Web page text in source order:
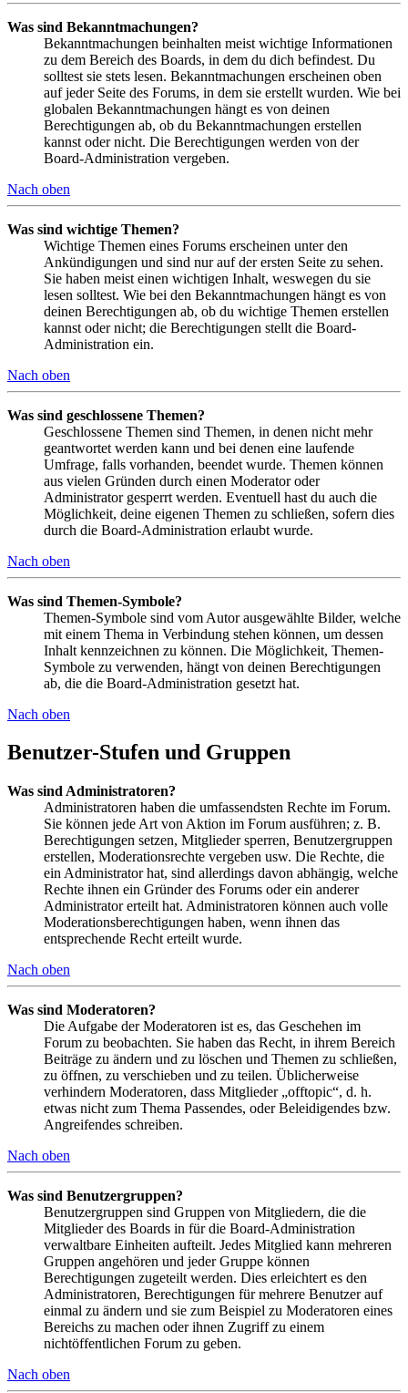
Was sind Bekanntmachungen?
Bekanntmachungen beinhalten meist wichtige Informationen
zu dem Bereich des Boards, in dem du dich befindest. Du
solltest sie stets lesen. Bekanntmachungen erscheinen oben
auf jeder Seite des Forums, in dem sie erstellt wurden. Wie bei
globalen Bekanntmachungen hängt es von deinen
Berechtigungen ab, ob du Bekanntmachungen erstellen
kannst oder nicht. Die Berechtigungen werden von der
Board-Administration vergeben.
Nach oben
Was sind wichtige Themen?
Wichtige Themen eines Forums erscheinen unter den
Ankündigungen und sind nur auf der ersten Seite zu sehen.
Sie haben meist einen wichtigen Inhalt, weswegen du sie
lesen solltest. Wie bei den Bekanntmachungen hängt es von
deinen Berechtigungen ab, ob du wichtige Themen erstellen
kannst oder nicht; die Berechtigungen stellt die Board-
Administration ein.
Nach oben
Was sind geschlossene Themen?
Geschlossene Themen sind Themen, in denen nicht mehr
geantwortet werden kann und bei denen eine laufende
Umfrage, falls vorhanden, beendet wurde. Themen können
aus vielen Gründen durch einen Moderator oder
Administrator gesperrt werden. Eventuell hast du auch die
Möglichkeit, deine eigenen Themen zu schließen, sofern dies
durch die Board-Administration erlaubt wurde.
Nach oben
Was sind Themen-Symbole?
Themen-Symbole sind vom Autor ausgewählte Bilder, welche
mit einem Thema in Verbindung stehen können, um dessen
Inhalt kennzeichnen zu können. Die Möglichkeit, Themen-
Symbole zu verwenden, hängt von deinen Berechtigungen
ab, die die Board-Administration gesetzt hat.
Nach oben
Benutzer-Stufen und Gruppen
Was sind Administratoren?
Administratoren haben die umfassendsten Rechte im Forum.
Sie können jede Art von Aktion im Forum ausführen; z. B.
Berechtigungen setzen, Mitglieder sperren, Benutzergruppen
erstellen, Moderationsrechte vergeben usw. Die Rechte, die
ein Administrator hat, sind allerdings davon abhängig, welche
Rechte ihnen ein Gründer des Forums oder ein anderer
Administrator erteilt hat. Administratoren können auch volle
Moderationsberechtigungen haben, wenn ihnen das
entsprechende Recht erteilt wurde.
Nach oben
Was sind Moderatoren?
Die Aufgabe der Moderatoren ist es, das Geschehen im
Forum zu beobachten. Sie haben das Recht, in ihrem Bereich
Beiträge zu ändern und zu löschen und Themen zu schließen,
zu öffnen, zu verschieben und zu teilen. Üblicherweise
verhindern Moderatoren, dass Mitglieder „offtopic“, d. h.
etwas nicht zum Thema Passendes, oder Beleidigendes bzw.
Angreifendes schreiben.
Nach oben
Was sind Benutzergruppen?
Benutzergruppen sind Gruppen von Mitgliedern, die die
Mitglieder des Boards in für die Board-Administration
verwaltbare Einheiten aufteilt. Jedes Mitglied kann mehreren
Gruppen angehören und jeder Gruppe können
Berechtigungen zugeteilt werden. Dies erleichtert es den
Administratoren, Berechtigungen für mehrere Benutzer auf
einmal zu ändern und sie zum Beispiel zu Moderatoren eines
Bereichs zu machen oder ihnen Zugriff zu einem
nichtöffentlichen Forum zu geben.
Nach oben